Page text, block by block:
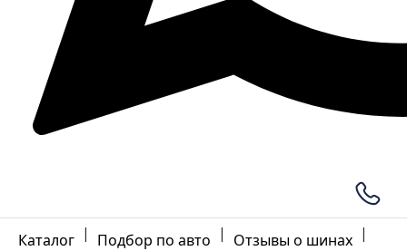
Каталог | Подбор по авто | Отзывы о шинах |